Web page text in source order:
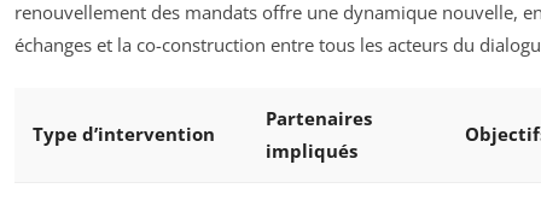
renouvellement des mandats offre une dynamique nouvelle,
échanges et la co-construction entre tous les acteurs du
Type d’intervention
Partenaires
impliqués